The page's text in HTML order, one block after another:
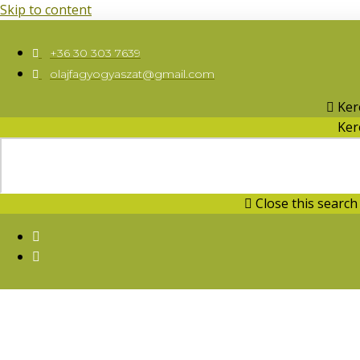
Skip to content
+36 30 303 7639
olajfagyogyaszat@gmail.com
Close this search